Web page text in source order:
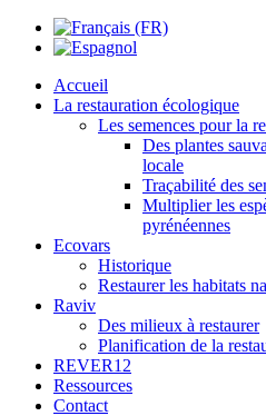
Accueil
La restauration écologique
Les semences pour la
Des plantes
locale
Traçabilité des
Multiplier les
pyrénéennes
Ecovars
Historique
Restaurer les habitats
Raviv
Des milieux à restaurer
Planification de la
REVER12
Ressources
Contact